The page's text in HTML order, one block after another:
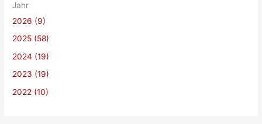
n
n
a
c
h
Jahr
2026 (9)
2025 (58)
2024 (19)
2023 (19)
2022 (10)